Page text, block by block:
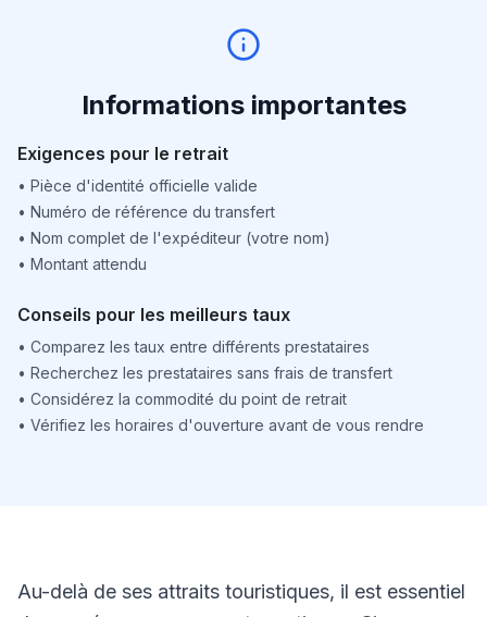
Informations importantes
Exigences pour le retrait
• Pièce d'identité officielle valide
• Numéro de référence du transfert
• Nom complet de l'expéditeur (votre nom)
• Montant attendu
Conseils pour les meilleurs taux
• Comparez les taux entre différents prestataires
• Recherchez les prestataires sans frais de transfert
• Considérez la commodité du point de retrait
• Vérifiez les horaires d'ouverture avant de vous rendre
Au-delà de ses attraits touristiques, il est essentiel